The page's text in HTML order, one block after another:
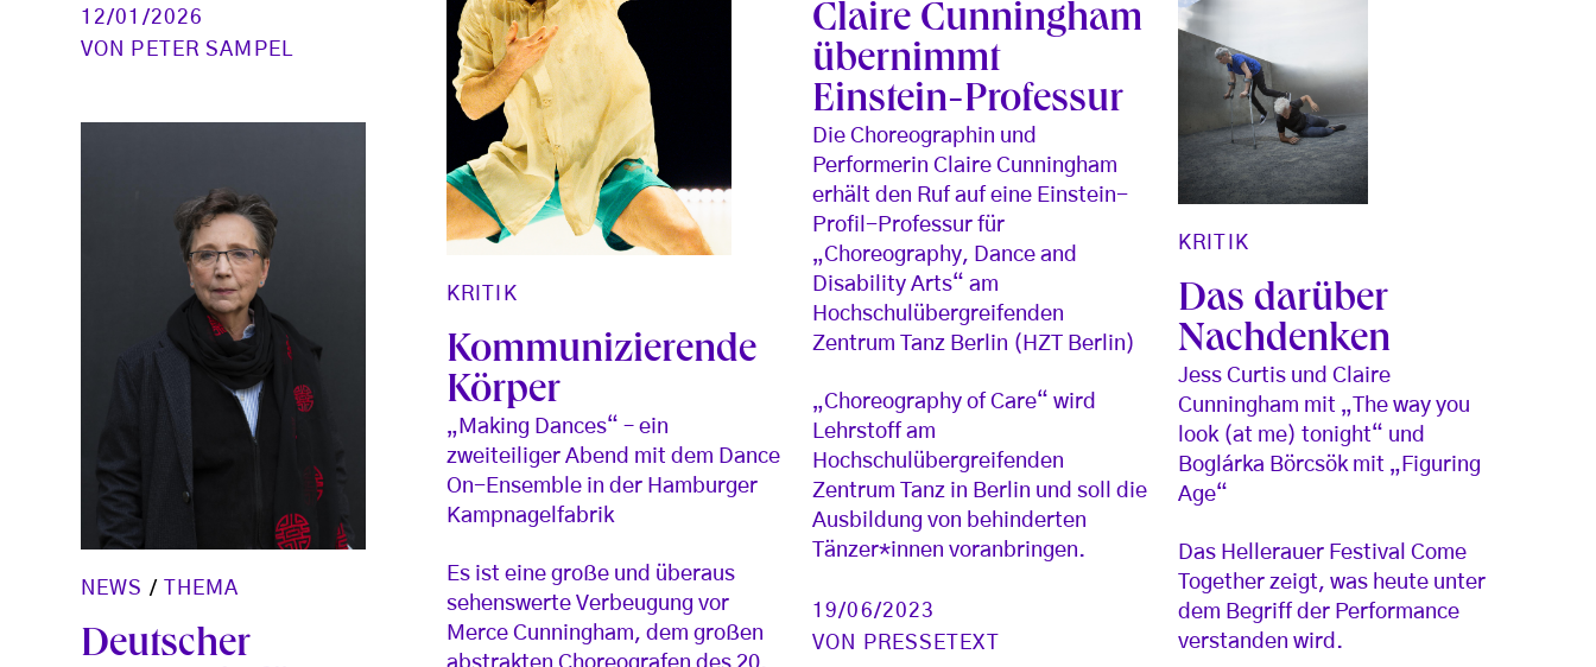
12/01/2026
VON
PETER SAMPEL
Claire Cunningham
übernimmt
Einstein-Professur
Die Choreographin und
Performerin Claire Cunningham
erhält den Ruf auf eine Einstein-
Profil-Professur für
„Choreography, Dance and
Disability Arts“ am
Hochschulübergreifenden
Zentrum Tanz Berlin (HZT Berlin)
„Choreography of Care“ wird
Lehrstoff am
Hochschulübergreifenden
Zentrum Tanz in Berlin und soll die
Ausbildung von behinderten
Tänzer*innen voranbringen.
19/06/2023
VON
PRESSETEXT
KRITIK
Kommunizierende
Körper
„Making Dances“ – ein
zweiteiliger Abend mit dem Dance
On-Ensemble in der Hamburger
Kampnagelfabrik
Es ist eine große und überaus
sehenswerte Verbeugung vor
Merce Cunningham, dem großen
KRITIK
Das darüber
Nachdenken
Jess Curtis und Claire
Cunningham mit „The way you
look (at me) tonight“ und
Boglárka Börcsök mit „Figuring
Age“
Das Hellerauer Festival Come
Together zeigt, was heute unter
dem Begriff der Performance
verstanden wird.
NEWS / THEMA
Deutscher